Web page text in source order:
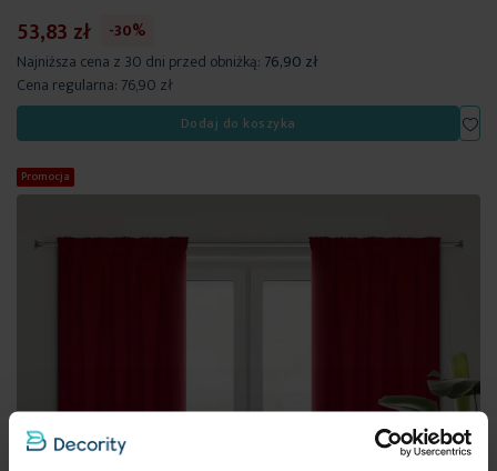
53,83 zł
-30%
Najniższa cena z 30 dni przed obniżką: 76,90 zł
Cena regularna: 76,90 zł
Dodaj do koszyka
Promocja